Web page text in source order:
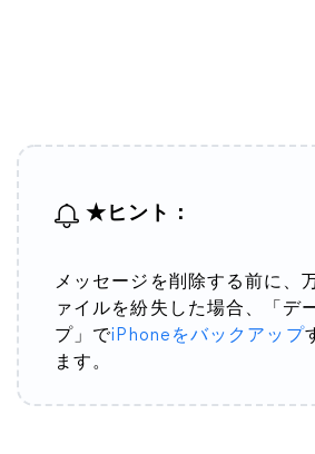
★ヒント：
メッセージを削除する前に、
ァイルを紛失した場合、「デ
プ」でiPhoneをバックアップ
ます。